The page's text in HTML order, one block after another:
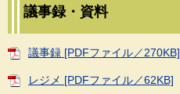
議事録・資料
議事録 [PDFファイル／270KB]
レジメ [PDFファイル／62KB]